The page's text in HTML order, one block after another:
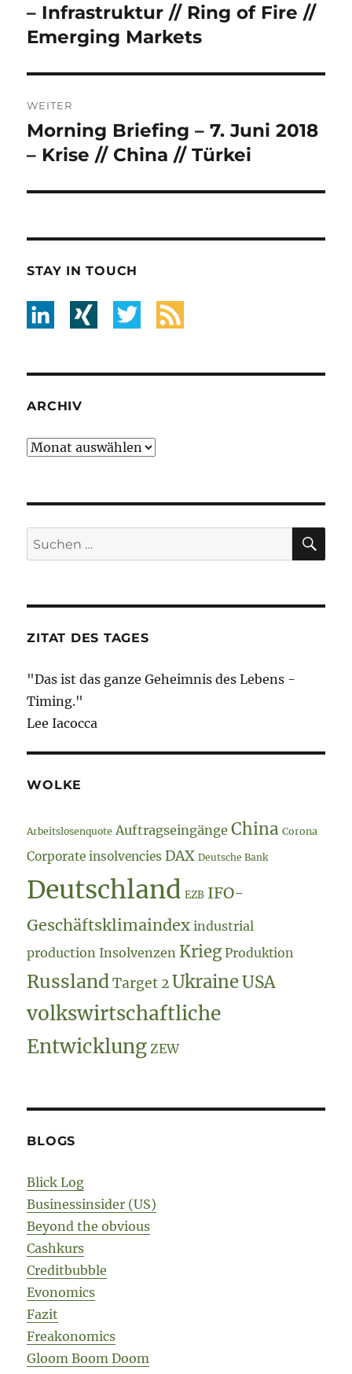
Beitrag:
– Infrastruktur // Ring of Fire //
Emerging Markets
WEITER
Nächster
Beitrag:
Morning Briefing – 7. Juni 2018
– Krise // China // Türkei
STAY IN TOUCH
ARCHIV
Archiv
Suche
nach:
ZITAT DES TAGES
"Das ist das ganze Geheimnis des Lebens -
Timing."
Lee Iacocca
WOLKE
Arbeitslosenquote Auftragseingänge China Corona
Corporate insolvencies DAX Deutsche Bank
Deutschland EZB IFO-
Geschäftsklimaindex industrial
production Insolvenzen Krieg Produktion
Russland Target 2 Ukraine USA
volkswirtschaftliche
Entwicklung ZEW
BLOGS
Blick Log
Businessinsider (US)
Beyond the obvious
Cashkurs
Creditbubble
Evonomics
Fazit
Freakonomics
Gloom Boom Doom